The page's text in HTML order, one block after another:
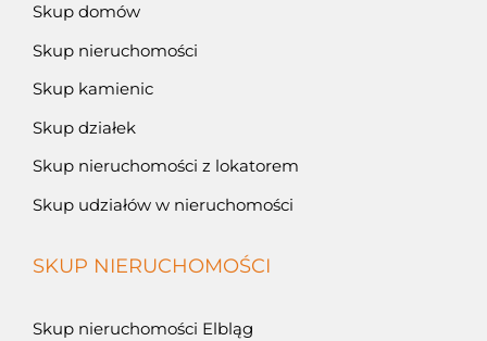
Skup domów
Skup nieruchomości
Skup kamienic
Skup działek
Skup nieruchomości z lokatorem
Skup udziałów w nieruchomości
SKUP NIERUCHOMOŚCI
Skup nieruchomości Elbląg